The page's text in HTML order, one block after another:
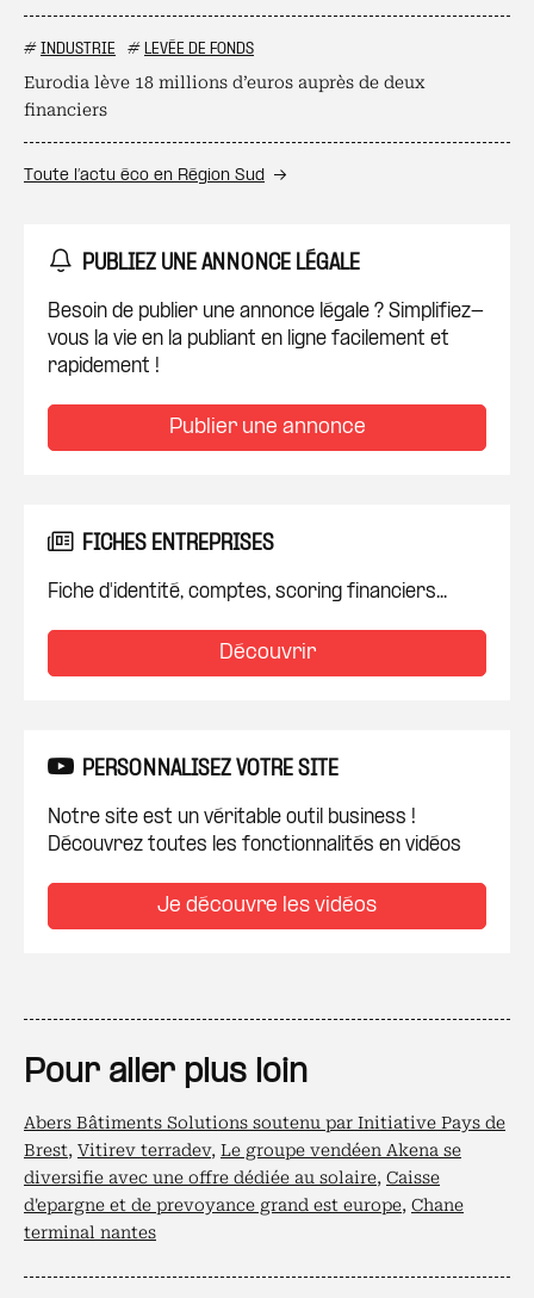
# INDUSTRIE # LEVÉE DE FONDS
Eurodia lève 18 millions d’euros auprès de deux
financiers
Toute l’actu éco en Région Sud
PUBLIEZ UNE ANNONCE LÉGALE
Besoin de publier une annonce légale ? Simplifiez-
vous la vie en la publiant en ligne facilement et
rapidement !
Publier une annonce
FICHES ENTREPRISES
Fiche d'identité, comptes, scoring financiers...
Découvrir
PERSONNALISEZ VOTRE SITE
Notre site est un véritable outil business !
Découvrez toutes les fonctionnalités en vidéos
Je découvre les vidéos
Pour aller plus loin
Abers Bâtiments Solutions soutenu par Initiative Pays de
Brest, Vitirev terradev, Le groupe vendéen Akena se
diversifie avec une offre dédiée au solaire, Caisse
d'epargne et de prevoyance grand est europe, Chane
terminal nantes